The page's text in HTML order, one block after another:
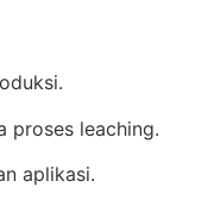
proses leaching.
aplikasi.